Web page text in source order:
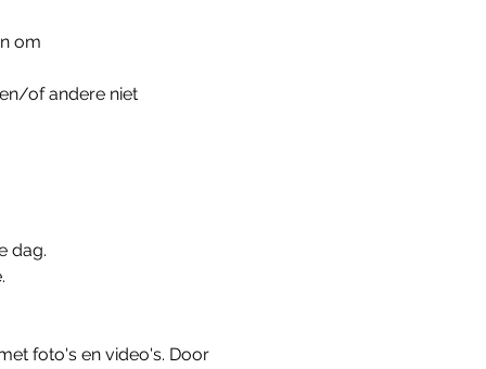
om
of andere niet
dag.
foto's en video's. Door